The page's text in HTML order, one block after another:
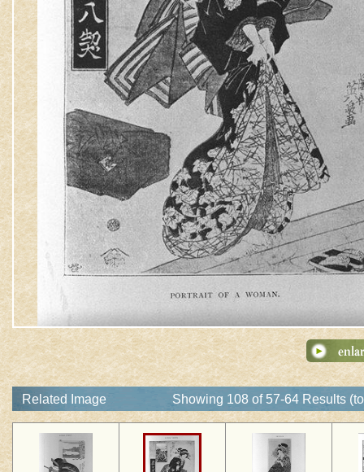
Related Image Showing 108 of 57-64 Results